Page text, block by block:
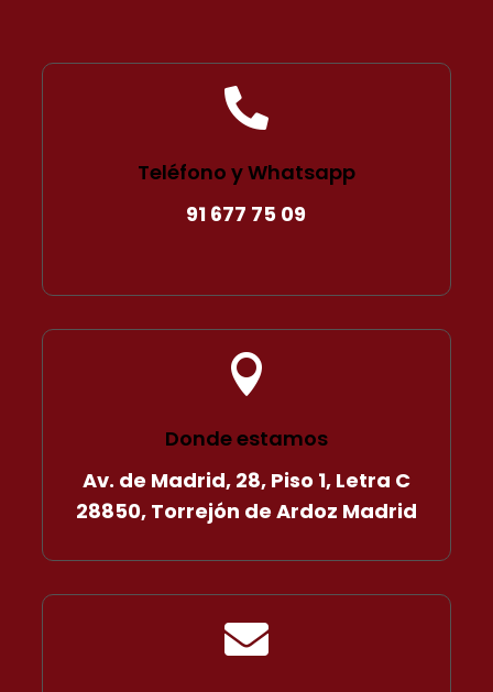

Teléfono y Whatsapp
91 677 75 09

Donde estamos
Av. de Madrid, 28, Piso 1, Letra C
28850, Torrejón de Ardoz Madrid
